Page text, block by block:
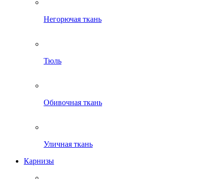
Негорючая ткань
Тюль
Обивочная ткань
Уличная ткань
Карнизы